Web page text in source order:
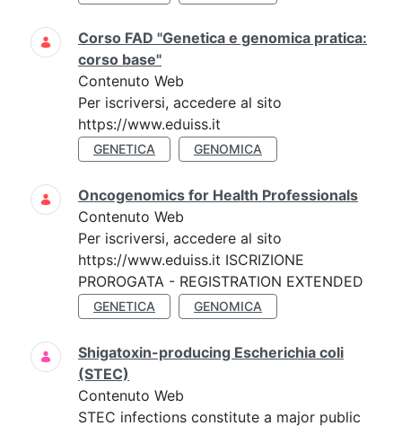
Corso FAD "Genetica e genomica pratica:
corso base"
Contenuto Web
Per iscriversi, accedere al sito
https://www.eduiss.it
GENETICA GENOMICA
Oncogenomics for Health Professionals
Contenuto Web
Per iscriversi, accedere al sito
https://www.eduiss.it ISCRIZIONE
PROROGATA - REGISTRATION EXTENDED
GENETICA GENOMICA
Shigatoxin-producing Escherichia coli
(STEC)
Contenuto Web
STEC infections constitute a major public